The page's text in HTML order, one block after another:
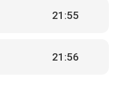
21:55
21:56